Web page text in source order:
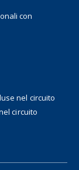
con
nel circuito
circuito